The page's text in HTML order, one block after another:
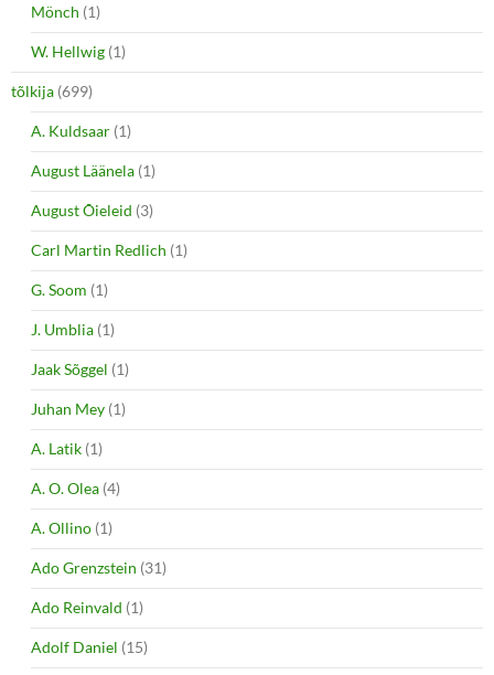
Mönch (1)
W. Hellwig (1)
tõlkija (699)
A. Kuldsaar (1)
August Läänela (1)
August Õieleid (3)
Carl Martin Redlich (1)
G. Soom (1)
J. Umblia (1)
Jaak Sõggel (1)
Juhan Mey (1)
A. Latik (1)
A. O. Olea (4)
A. Ollino (1)
Ado Grenzstein (31)
Ado Reinvald (1)
Adolf Daniel (15)